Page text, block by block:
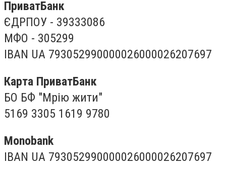
ПриватБанк
ЄДРПОУ - 39333086
МФО - 305299
IBAN UA 793052990000026000026207697
Карта ПриватБанк
БО БФ "Мрію жити"
5169 3305 1619 9780
Monobank
IBAN UA 793052990000026000026207697